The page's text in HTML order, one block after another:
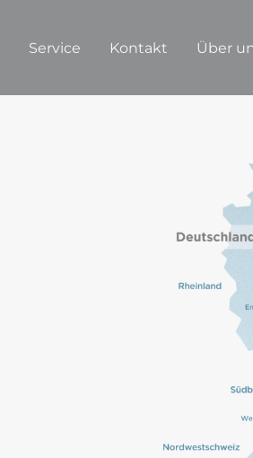
Service Kontakt Über